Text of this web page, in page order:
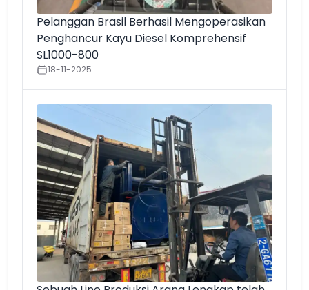
Pelanggan Brasil Berhasil Mengoperasikan
Penghancur Kayu Diesel Komprehensif
SL1000-800
18-11-2025